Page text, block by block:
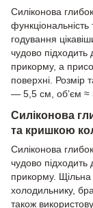
Силіконова
годування
чудово
прикорму, а
поверхні. Розмір
— 5,5 см, об’єм ≈
Силіконова
та кришкою
Силіконова
чудово
прикорму. Щільна
холодильнику,
також